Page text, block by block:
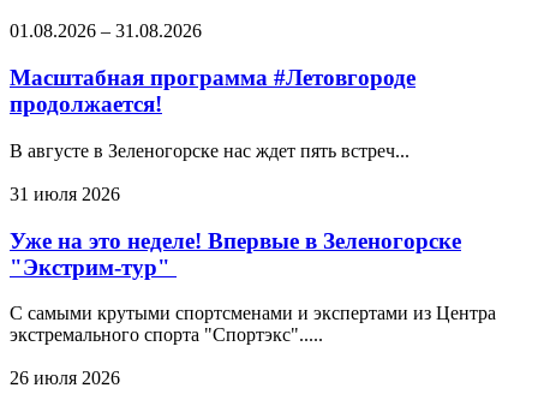
01.08.2026 – 31.08.2026
Масштабная программа #Летовгороде
продолжается!
В августе в Зеленогорске нас ждет пять встреч...
31 июля 2026
Уже на это неделе! Впервые в Зеленогорске
"Экстрим-тур"
С самыми крутыми спортсменами и экспертами из Центра
экстремального спорта "Спортэкс".....
26 июля 2026